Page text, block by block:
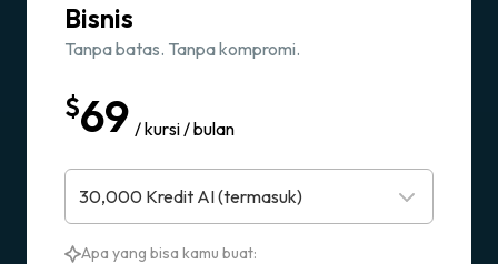
Bisnis
Tanpa batas. Tanpa kompromi.
$69 / kursi / bulan
Apa yang bisa kamu buat: